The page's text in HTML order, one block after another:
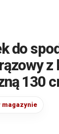
do
z
130
magazynie